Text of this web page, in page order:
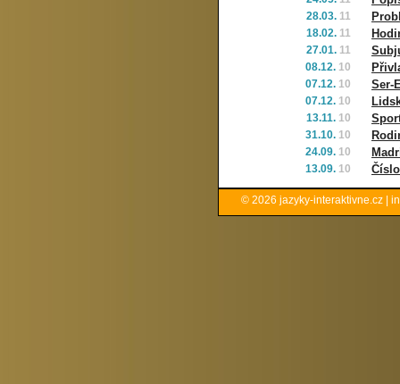
28.03. 11
18.02. 11
27.01. 11
08.12. 10
07.12. 10 Ser-
07.12. 10
13.11. 10
31.10. 10
24.09. 10
13.09. 10
© 2026 jazyky-interaktivne.cz